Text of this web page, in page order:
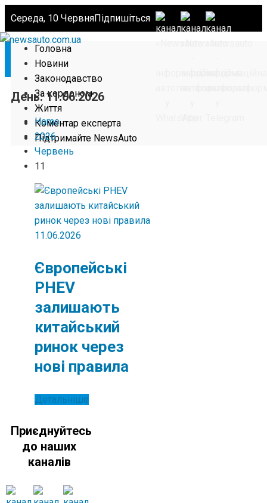
Середа, 10 ЧервняПідпишіться
Головна
Новини
Законодавство
За кордоном
Життя
Коментар експерта
Підтримайте NewsAuto
День:11.06.2026
Home
2026
Червень
11
11.06.2026
Європейські
PHEV
залишають
китайський
ринок через
нові правила
Детальніше
Приєднуйтесь
до наших
каналів